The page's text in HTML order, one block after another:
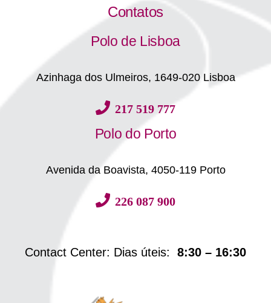
Contatos
Polo de Lisboa
Azinhaga dos Ulmeiros, 1649-020 Lisboa
217 519 777
Polo do Porto
Avenida da Boavista, 4050-119 Porto
226 087 900
Contact Center: Dias úteis: 8:30 – 16:30